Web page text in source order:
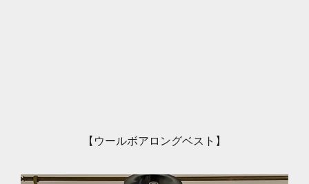
【ウールボアロングベスト】